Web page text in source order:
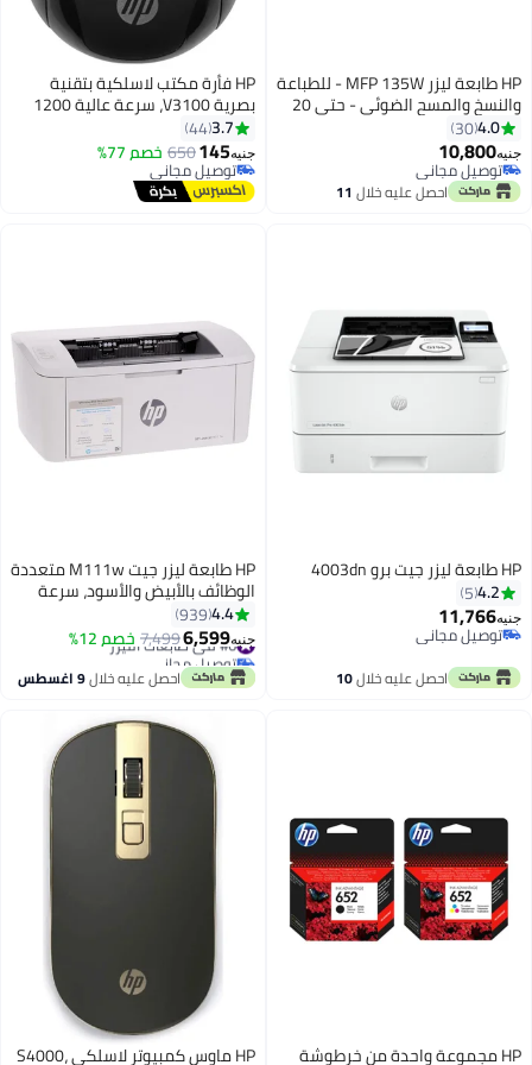
HP طابعة ليزر MFP 135W - للطباعة
والنسخ والمسح الضوئي - حتى 20
صفحة في الدقيقة - لون أبيض طراز
أبيض
4.0
30
جنيه10,800
توصيل مجاني
توصيل مجانياحصل عليه خلال 11
HP فأرة مكتب لاسلكية بتقنية
بصرية V3100، سرعة عالية 1200
نقطة في البوصة، تصميم مريح
لجهاز الكمبيوتر/ماك/لابتوب - أسود
3.7
44
جنيه145
650 خصم 77%
توصيل مجاني
توصيل مجاني
HP طابعة ليزر جيت برو 4003dn
4.2
5
جنيه11,766
توصيل مجاني
توصيل مجاني
احصل عليه خلال10
HP طابعة ليزر جيت M111w متعددة
الوظائف بالأبيض والأسود، سرعة
طباعة تصل إلى 20 صفحة في
الدقيقة، سعة إخراج 100 ورقة،
دورة شهرية 8000 صفحة، اتصال
USB / لاسلكي، مثالية للمنزل |
7MD68A أبيض لون أبيض
4.4
939
جنيه6,599
7,499خصم 12% #6 في طابعات الليزر
توصيل مجاني
#6 في طابعات الليزر احصل عليه خلال9 اغسطس
HP مجموعة واحدة من خرطوشة HP ماوس كمبيوتر لاسلكي S4000،